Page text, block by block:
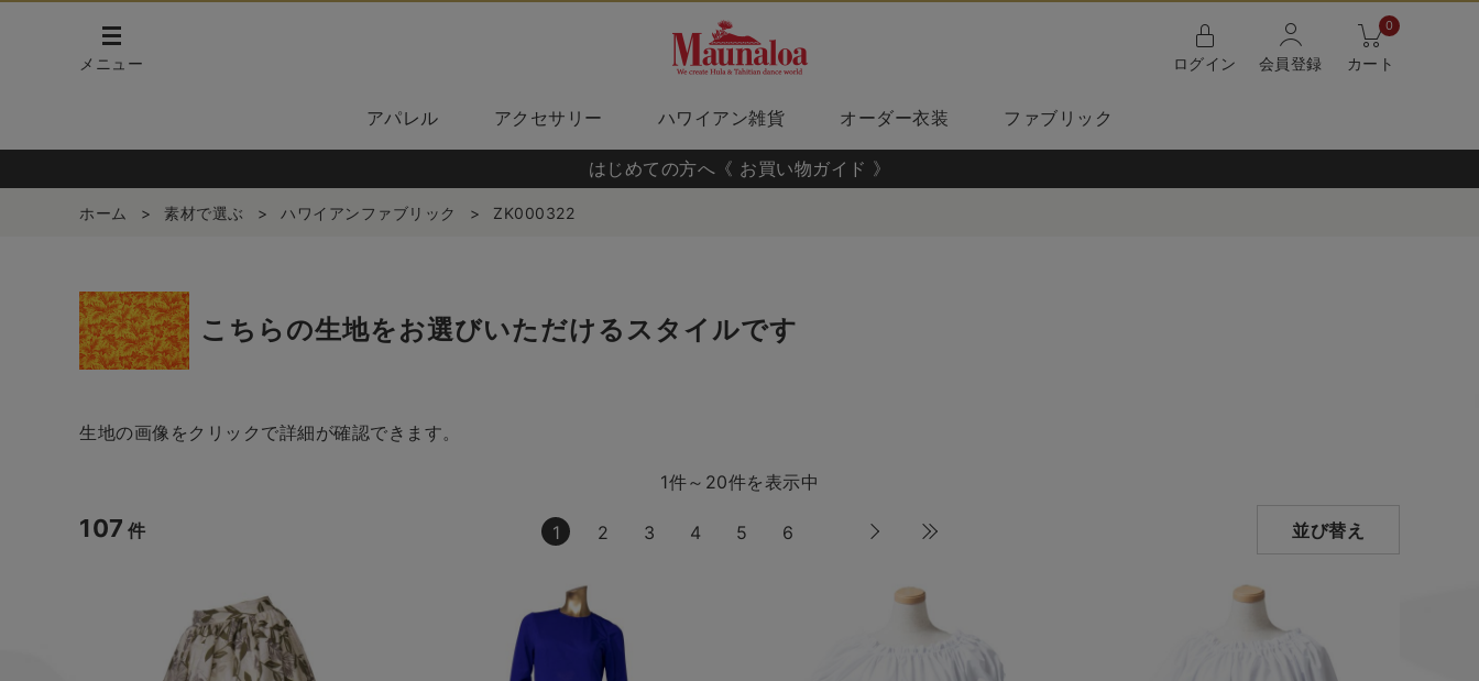
メニュー ログイン 会員登録
0
カート
アパレル アクセサリー ハワイアン雑貨 オーダー衣装 ファブリック
はじめての方へ《 お買い物ガイド 》
ホーム > 素材で選ぶ > ハワイアンファブリック > ZK000322
こちらの生地をお選びいただけるスタイルです
生地の画像をクリックで詳細が確認できます。
1件～20件を表示中
107 件 1 2 3 4 5 6 並び替え